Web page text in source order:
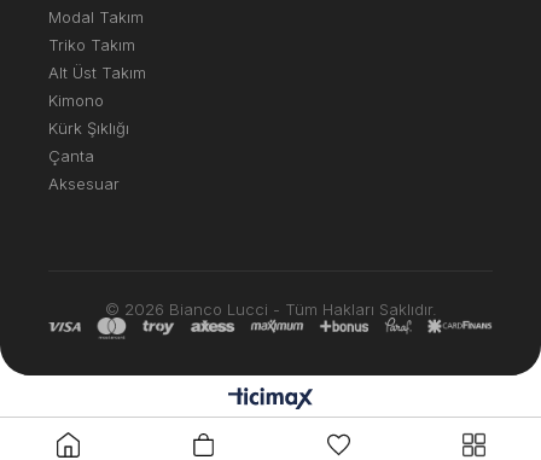
Modal Takım
Triko Takım
Alt Üst Takım
Kimono
Kürk Şıklığı
Çanta
Aksesuar
© 2026 Bianco Lucci - Tüm Hakları Saklıdır.